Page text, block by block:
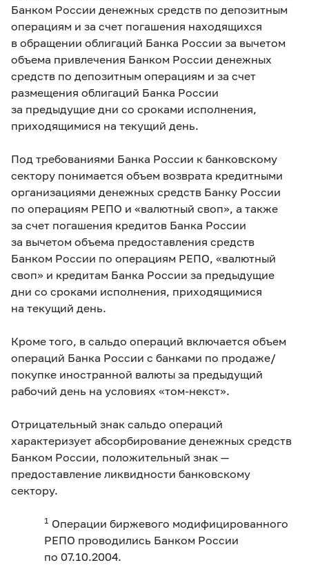
Банком России денежных средств по депозитным
операциям и за счет погашения находящихся
в обращении облигаций Банка России за вычетом
объема привлечения Банком России денежных
средств по депозитным операциям и за счет
размещения облигаций Банка России
за предыдущие дни со сроками исполнения,
приходящимися на текущий день.
Под требованиями Банка России к банковскому
сектору понимается объем возврата кредитными
организациями денежных средств Банку России
по операциям РЕПО и «валютный своп», а также
за счет погашения кредитов Банка России
за вычетом объема предоставления средств
Банком России по операциям РЕПО, «валютный
своп» и кредитам Банка России за предыдущие
дни со сроками исполнения, приходящимися
на текущий день.
Кроме того, в сальдо операций включается объем
операций Банка России с банками по продаже/
покупке иностранной валюты за предыдущий
рабочий день на условиях «том-некст».
Отрицательный знак сальдо операций
характеризует абсорбирование денежных средств
Банком России, положительный знак —
предоставление ликвидности банковскому
сектору.
1 Операции биржевого модифицированного
РЕПО проводились Банком России
по 07.10.2004.